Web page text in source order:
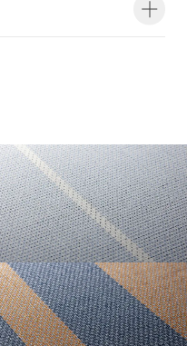
、「ウォールボンド100」です。
（有効巾900mm・m切売り）
により防火上の基準が定められ
い。
お避けください。天井や間接照
用になる場合は、ご注意下さ
をご覧ください。
す。必ず最新の情報をご確認く
普通紙＋ポリ塩化
不燃
不燃
準不燃
-
PIN STRIPE